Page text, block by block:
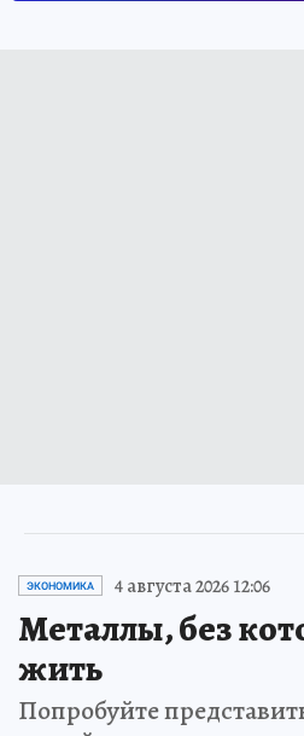
ЭКОНОМИКА 4 августа 2026 12:06
Металлы, без
жить
Попробуйте